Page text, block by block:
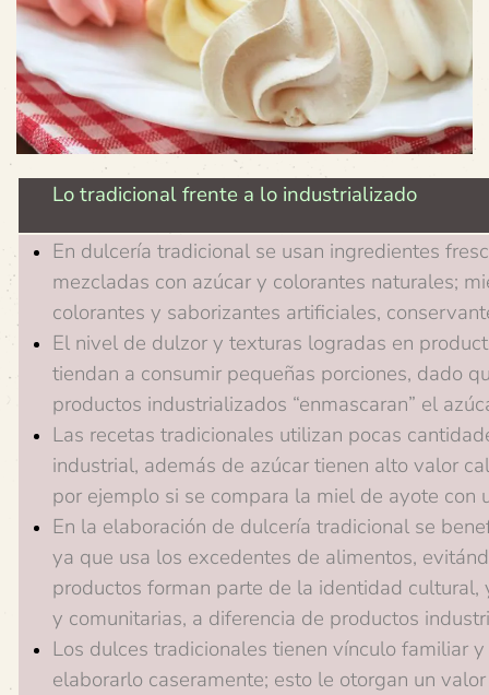
Lo tradicional frente a lo industrializado
En dulcería tradicional se usan ingredientes
mezcladas con azúcar y colorantes naturales;
colorantes y saborizantes artificiales,
El nivel de dulzor y texturas logradas en
tiendan a consumir pequeñas porciones, dado
productos industrializados “enmascaran” el
Las recetas tradicionales utilizan pocas
industrial, además de azúcar tienen alto valor
por ejemplo si se compara la miel de ayote con
En la elaboración de dulcería tradicional se
ya que usa los excedentes de alimentos,
productos forman parte de la identidad
y comunitarias, a diferencia de productos
Los dulces tradicionales tienen vínculo familiar
elaborarlo caseramente; esto le otorgan un